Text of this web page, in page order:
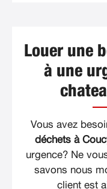
Louer une
à une
Vous avez
déchets à
urgence? Ne
savons nous
client est